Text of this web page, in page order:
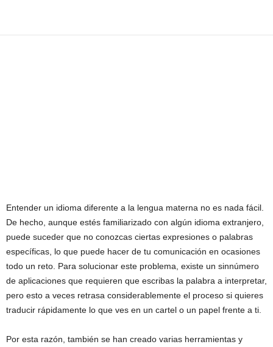
Entender un idioma diferente a la lengua materna no es nada fácil.
De hecho, aunque estés familiarizado con algún idioma extranjero,
puede suceder que no conozcas ciertas expresiones o palabras
específicas, lo que puede hacer de tu comunicación en ocasiones
todo un reto. Para solucionar este problema, existe un sinnúmero
de aplicaciones que requieren que escribas la palabra a interpretar,
pero esto a veces retrasa considerablemente el proceso si quieres
traducir rápidamente lo que ves en un cartel o un papel frente a ti.
Por esta razón, también se han creado varias herramientas y